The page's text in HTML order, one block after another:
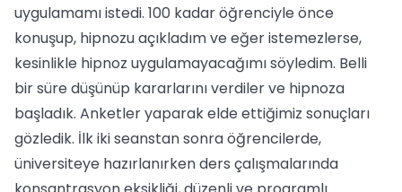
uygulamamı istedi. 100 kadar öğrenciyle önce
konuşup, hipnozu açıkladım ve eğer istemezlerse,
kesinlikle hipnoz uygulamayacağımı söyledim. Belli
bir süre düşünüp kararlarını verdiler ve hipnoza
başladık. Anketler yaparak elde ettiğimiz sonuçları
gözledik. İlk iki seanstan sonra öğrencilerde,
üniversiteye hazırlanırken ders çalışmalarında